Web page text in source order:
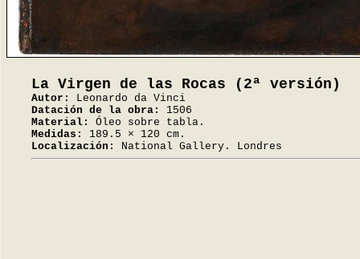
La Virgen de las Rocas (2ª versión)
Autor:
Leonardo da Vinci
Datación de la obra:
1506
Material:
Óleo sobre tabla.
Medidas:
189.5 × 120 cm.
Localización:
National Gallery. Londres